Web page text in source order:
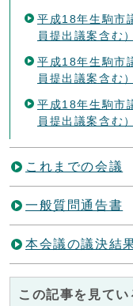
平成18年生駒市
員提出議案含む）
平成18年生駒市
員提出議案含む）
平成18年生駒市
員提出議案含む）
これまでの会議
一般質問通告書
本会議の議決結
この記事を見て